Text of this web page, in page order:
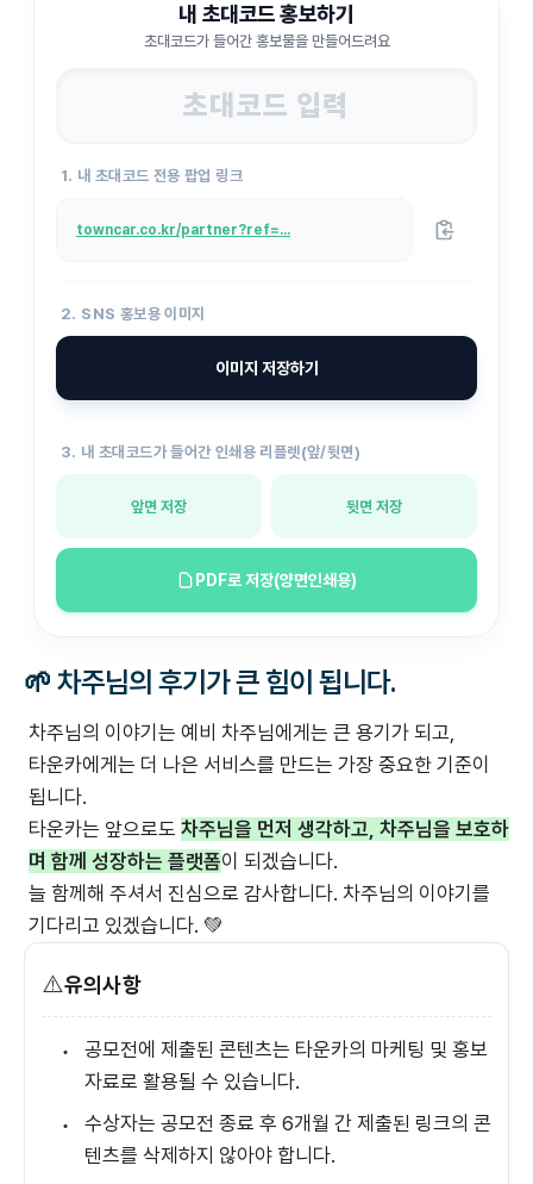
내 초대코드 홍보하기
초대코드가 들어간 홍보물을 만들어드려요
1. 내 초대코드 전용 팝업 링크
towncar.co.kr/partner?ref=...
2. SNS 홍보용 이미지
이미지 저장하기
3. 내 초대코드가 들어간 인쇄용 리플렛(앞/뒷면)
앞면 저장 뒷면 저장
PDF로 저장(양면인쇄용)
🌱 차주님의 후기가 큰 힘이 됩니다.
차주님의 이야기는 예비 차주님에게는 큰 용기가 되고,
타운카에게는 더 나은 서비스를 만드는 가장 중요한 기준이
됩니다.
타운카는 앞으로도 차주님을 먼저 생각하고, 차주님을 보호하
며 함께 성장하는 플랫폼이 되겠습니다.
늘 함께해 주셔서 진심으로 감사합니다. 차주님의 이야기를
기다리고 있겠습니다. 💚
⚠️유의사항
•
공모전에 제출된 콘텐츠는 타운카의 마케팅 및 홍보
자료로 활용될 수 있습니다.
•
수상자는 공모전 종료 후 6개월 간 제출된 링크의 콘
텐츠를 삭제하지 않아야 합니다.